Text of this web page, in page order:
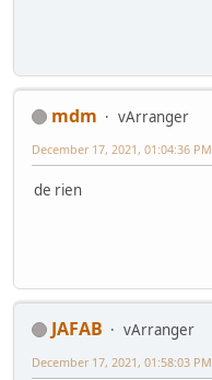
mdm
vArranger
December 17, 2021, 01:04:36 PM
de rien
JAFAB
vArranger
December 17, 2021, 01:58:03 PM